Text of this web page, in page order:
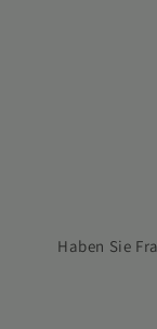
Haben Sie